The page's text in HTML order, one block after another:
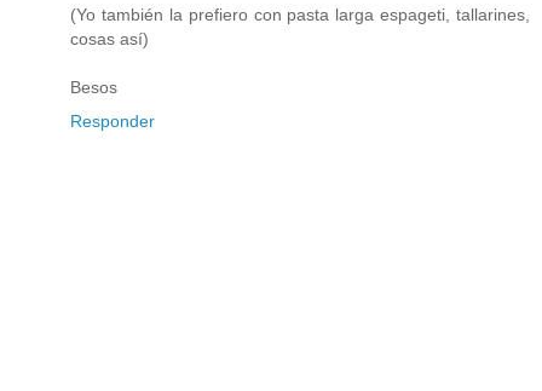
(Yo también la prefiero con pasta larga espageti, tallarines,
cosas así)
Besos
Responder